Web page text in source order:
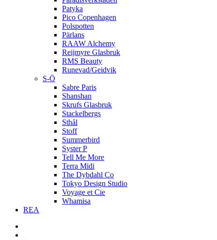
Patyka
Pico Copenhagen
Polspotten
Pärlans
RAAW Alchemy
Reijmyre Glasbruk
RMS Beauty
Runevad/Geidvik
S-Ö
Sabre Paris
Shanshan
Skrufs Glasbruk
Stackelbergs
Sthål
Stoff
Summerbird
Syster P
Tell Me More
Terra Midi
The Dybdahl Co
Tokyo Design Studio
Voyage et Cie
Whamisa
REA